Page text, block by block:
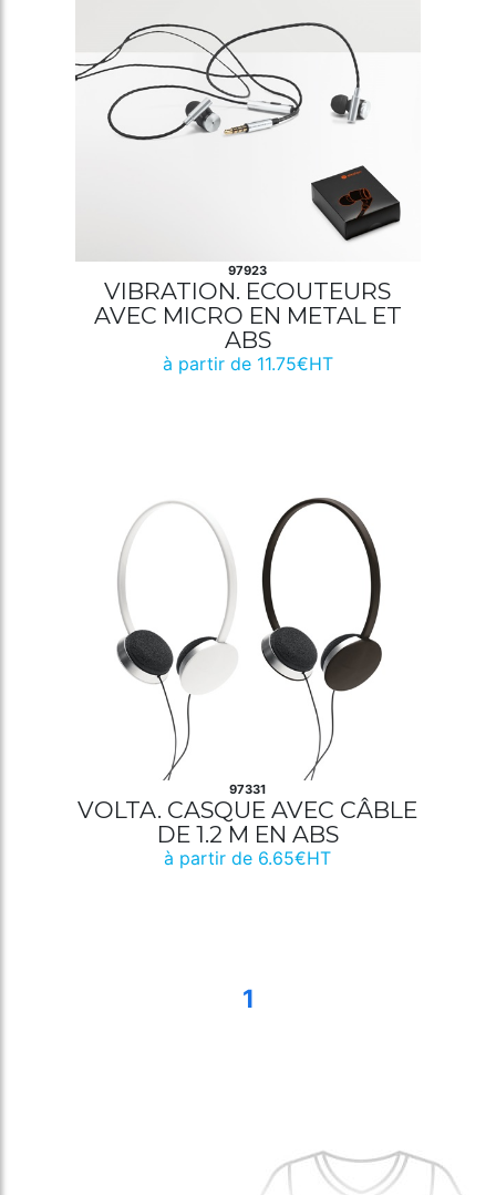
97923
VIBRATION. ECOUTEURS
AVEC MICRO EN METAL ET
ABS
à partir de 11.75€HT
97331
VOLTA. CASQUE AVEC CÂBLE
DE 1.2 M EN ABS
à partir de 6.65€HT
1